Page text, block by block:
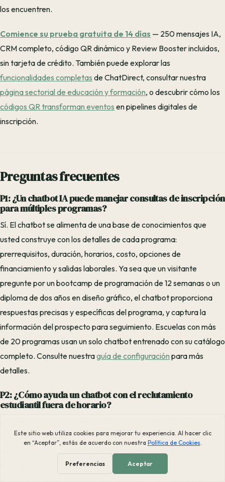
los encuentren.
Comience su prueba gratuita de 14 días — 250 mensajes IA,
CRM completo, código QR dinámico y Review Booster incluidos,
sin tarjeta de crédito. También puede explorar las
funcionalidades completas de ChatDirect, consultar nuestra
página sectorial de educación y formación, o descubrir cómo los
códigos QR transforman eventos en pipelines digitales de
inscripción.
Preguntas frecuentes
P1: ¿Un chatbot IA puede manejar consultas de inscripción
para múltiples programas?
Sí. El chatbot se alimenta de una base de conocimientos que
usted construye con los detalles de cada programa:
prerrequisitos, duración, horarios, costo, opciones de
financiamiento y salidas laborales. Ya sea que un visitante
pregunte por un bootcamp de programación de 12 semanas o un
diploma de dos años en diseño gráfico, el chatbot proporciona
respuestas precisas y específicas del programa, y captura la
información del prospecto para seguimiento. Escuelas con más
de 20 programas usan un solo chatbot entrenado con su catálogo
completo. Consulte nuestraguía de configuración para más
detalles.
P2: ¿Cómo ayuda un chatbot con el reclutamiento
estudiantil fuera de horario?
PM, cuando los estudiantes potenciales terminan su jornada
programas, explica requisitos de admisión, aclara costos y